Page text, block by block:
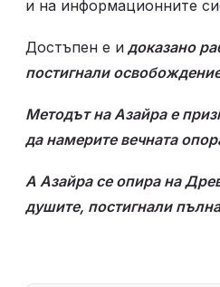
и на информационните
Достъпен е и доказано
постигнали
Методът на Азайра е
да намерите вечната
А Азайра се опира на
душите, постигнали